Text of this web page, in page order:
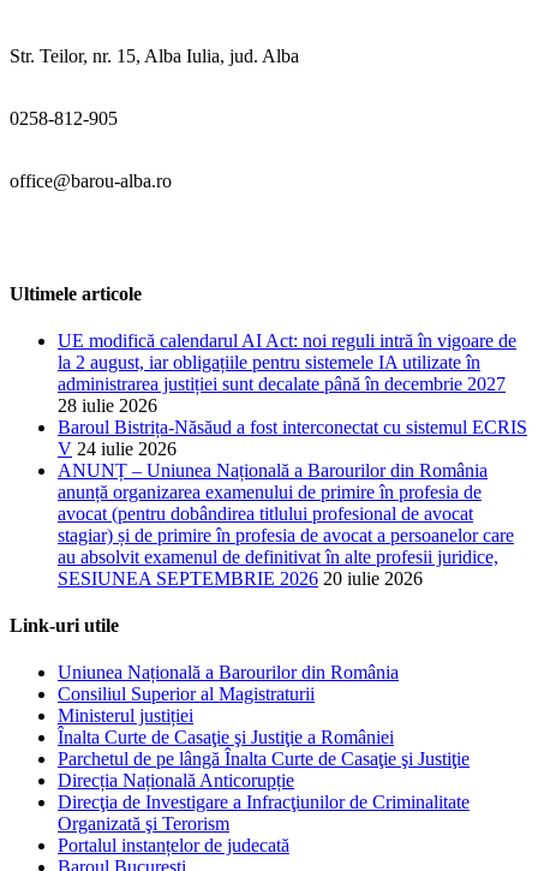
Str. Teilor, nr. 15, Alba Iulia, jud. Alba
0258-812-905
office@barou-alba.ro
Ultimele articole
UE modifică calendarul AI Act: noi reguli intră în vigoare de
la 2 august, iar obligațiile pentru sistemele IA utilizate în
administrarea justiției sunt decalate până în decembrie 2027
28 iulie 2026
Baroul Bistrița-Năsăud a fost interconectat cu sistemul ECRIS
V 24 iulie 2026
ANUNȚ – Uniunea Națională a Barourilor din România
anunță organizarea examenului de primire în profesia de
avocat (pentru dobândirea titlului profesional de avocat
stagiar) și de primire în profesia de avocat a persoanelor care
au absolvit examenul de definitivat în alte profesii juridice,
SESIUNEA SEPTEMBRIE 2026 20 iulie 2026
Link-uri utile
Uniunea Națională a Barourilor din România
Consiliul Superior al Magistraturii
Ministerul justiției
Înalta Curte de Casaţie şi Justiţie a României
Parchetul de pe lângă Înalta Curte de Casaţie şi Justiţie
Direcția Națională Anticorupție
Direcţia de Investigare a Infracţiunilor de Criminalitate
Organizată şi Terorism
Portalul instanțelor de judecată